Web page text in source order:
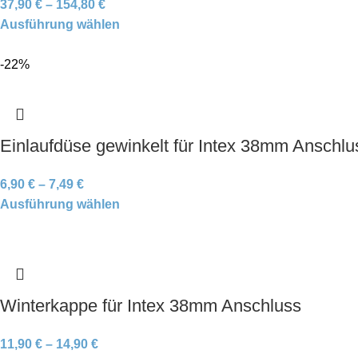
37,90 € – 154,80 €
Ausführung wählen
-22%
Einlaufdüse gewinkelt für Intex 38mm
6,90 € – 7,49 €
Ausführung wählen
Winterkappe für Intex 38mm Anschluss
11,90 € – 14,90 €